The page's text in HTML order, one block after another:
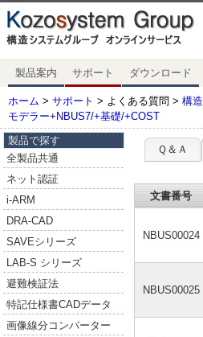
製品案内 サポート ダウンロード
ホーム > サポート > よくある質問 > 構造
モデラー+NBUS7/+基礎/+COST
製品で探す
全製品共通
ネット認証
i-ARM
DRA-CAD
SAVEシリーズ
LAB-S シリーズ
避難検証法
特記仕様書CADデータ
画像線分コンバーター
Ｑ＆Ａ
文書番号
NBUS00024
NBUS00025